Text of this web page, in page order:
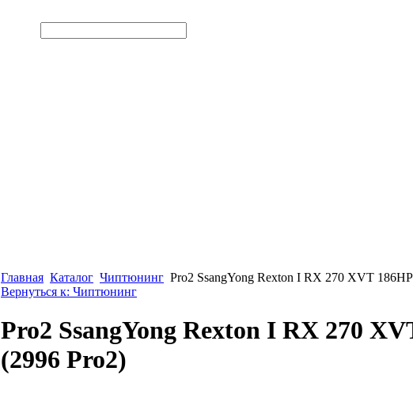
Главная Каталог Чиптюнинг Pro2 SsangYong Rexton I RX 270 XVT
Вернуться к: Чиптюнинг
Pro2 SsangYong Rexton I RX 270
(2996 Pro2)